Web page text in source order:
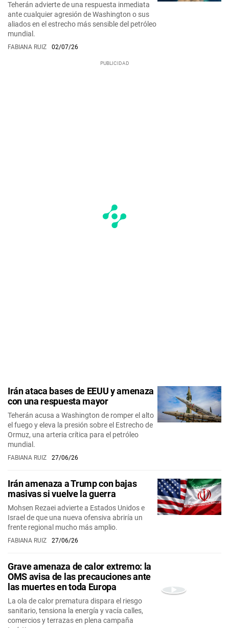
Teherán advierte de una respuesta inmediata
ante cualquier agresión de Washington o sus
aliados en el estrecho más sensible del petróleo
mundial.
FABIANA RUIZ 02/07/26
Irán ataca bases de EEUU y amenaza
con una respuesta mayor
Teherán acusa a Washington de romper el alto
el fuego y eleva la presión sobre el Estrecho de
Ormuz, una arteria crítica para el petróleo
mundial.
FABIANA RUIZ 27/06/26
Irán amenaza a Trump con bajas
masivas si vuelve la guerra
Mohsen Rezaei advierte a Estados Unidos e
Israel de que una nueva ofensiva abriría un
frente regional mucho más amplio.
FABIANA RUIZ 27/06/26
Grave amenaza de calor extremo: la
OMS avisa de las precauciones ante
las muertes en toda Europa
La ola de calor prematura dispara el riesgo
sanitario, tensiona la energía y vacía calles,
comercios y terrazas en plena campaña